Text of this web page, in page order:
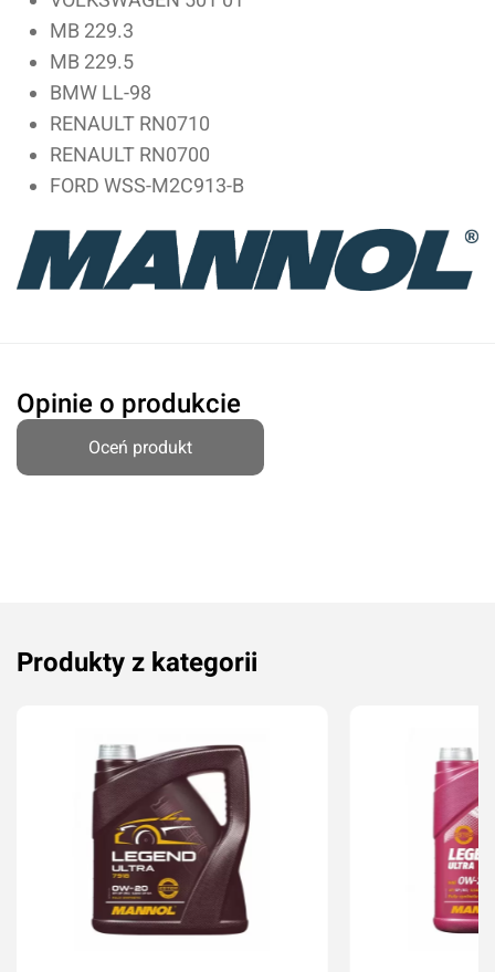
MB 229.3
MB 229.5
BMW LL-98
RENAULT RN0710
RENAULT RN0700
FORD WSS-M2C913-B
Opinie o produkcie
Oceń produkt
Przyznaj ocenę:
Imię i nazwisko*
Produkty z kategorii